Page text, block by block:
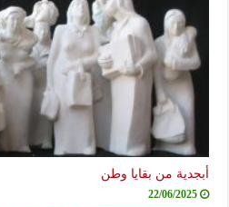
أبجدية من بقايا وطن
22/06/2025